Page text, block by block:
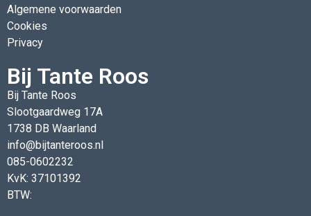
Algemene voorwaarden
Cookies
Privacy
Bij Tante Roos
Bij Tante Roos
Slootgaardweg 17A
1738 DB Waarland
info@bijtanteroos.nl
085-0602232
KvK: 37101392
BTW: